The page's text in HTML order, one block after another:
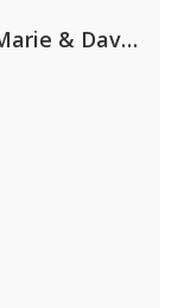
Clean Bandit, Anne-Marie & David Guetta